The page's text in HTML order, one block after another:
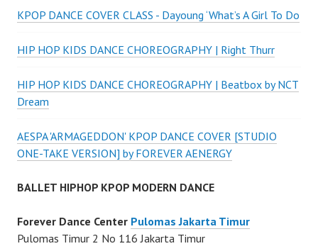
KPOP DANCE COVER CLASS - Dayoung ‘What’s A Girl To Do
HIP HOP KIDS DANCE CHOREOGRAPHY | Right Thurr
HIP HOP KIDS DANCE CHOREOGRAPHY | Beatbox by NCT
Dream
AESPA 'ARMAGEDDON' KPOP DANCE COVER [STUDIO
ONE-TAKE VERSION] by FOREVER AENERGY
BALLET HIPHOP KPOP MODERN DANCE
Forever Dance Center Pulomas Jakarta Timur
Pulomas Timur 2 No 116 Jakarta Timur